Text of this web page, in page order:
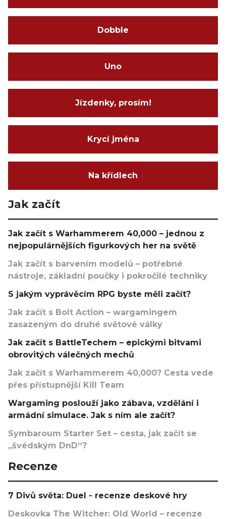
Dobble
Uno
Jízdenky, prosím!
Krycí jména
Na křídlech
Jak začít
Jak začít s Warhammerem 40,000 – jednou z
nejpopulárnějších figurkových her na světě
Jak začít s barvením modelů – potřebné
nástroje, základní poučky i pokročilé techniky
S jakým vyprávěcím RPG byste měli začít?
Jak začít s Bolt Action – wargamingem
zasazeným do druhé světové války
Jak začít s BattleTechem – epickými bitvami
obrovitých válečných mechů
Jak začít s Warhammerem 40,000? Cesta vede
přes přístupnější Kill Team
Wargaming poslouží jako zábava, vzdělání i
armádní simulace. Jak s ním ale začít?
Symbaroum Starter Set – cesta, jak začít se
„švédským DnD“?
Recenze
7 Divů světa: Duel - recenze deskové hry
Deskovka The Witcher: Old World – recenze